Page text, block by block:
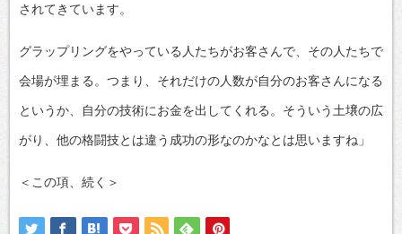
されてきています。
グラップリングをやっている人たちがお客さんで、その人たちで
会場が埋まる。つまり、それだけの人数が自分のお客さんになる
というか、自分の技術にお金を出してくれる。そういう土壌の広
がり、他の格闘技とは違う成功の形なのかなとは思いますね」
＜この項、続く＞